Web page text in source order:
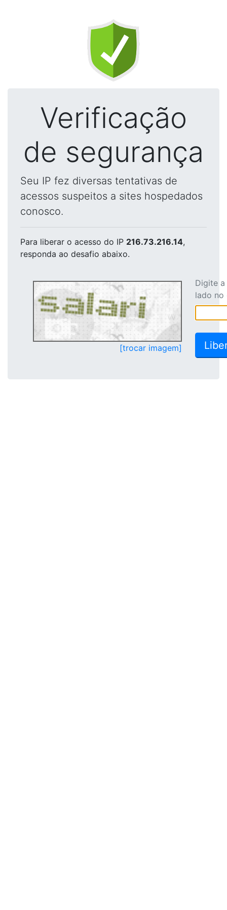
Verificação
de segurança
Seu IP fez diversas tentativas de
acessos suspeitos a sites hospedados
conosco.
Para liberar o acesso do IP 216.73.216.14,
responda ao desafio abaixo.
[trocar imagem]
Digite
lado no